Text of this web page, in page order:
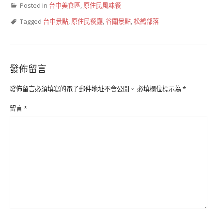
Posted in 台中美食區, 原住民風味餐
Tagged 台中景點, 原住民餐廳,谷關景點,松鶴部落
發佈留言
發佈留言必須填寫的電子郵件地址不會公開。 必填欄位標示為*
留言*